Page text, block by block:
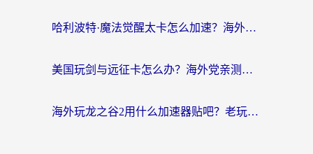
哈利波特·魔法觉醒太卡怎么加速？海外党亲测有效的国服游戏加速指南
美国玩剑与远征卡怎么办？海外党亲测有效的国服游戏加速指南
海外玩龙之谷2用什么加速器贴吧？老玩家实测推荐，附新加坡猎魂觉醒国外剑与远征加速攻略